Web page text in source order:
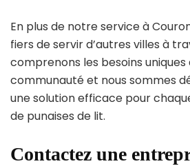
En plus de notre service à
fiers de servir d’autres villes à
comprenons les besoins
communauté et nous sommes
une solution efficace pour
de punaises de lit.
Contactez une